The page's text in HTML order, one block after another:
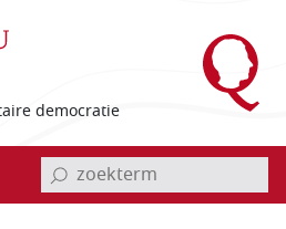
democratie
invoerveld zoekterm